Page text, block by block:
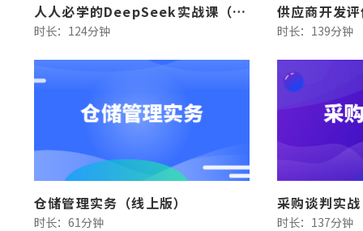
人人必学的DeepSeek实战课（线上版）
时长：124分钟 时长：139分钟
仓储管理实务（线上版）
时长：61分钟
采购谈判实
时长：137分钟